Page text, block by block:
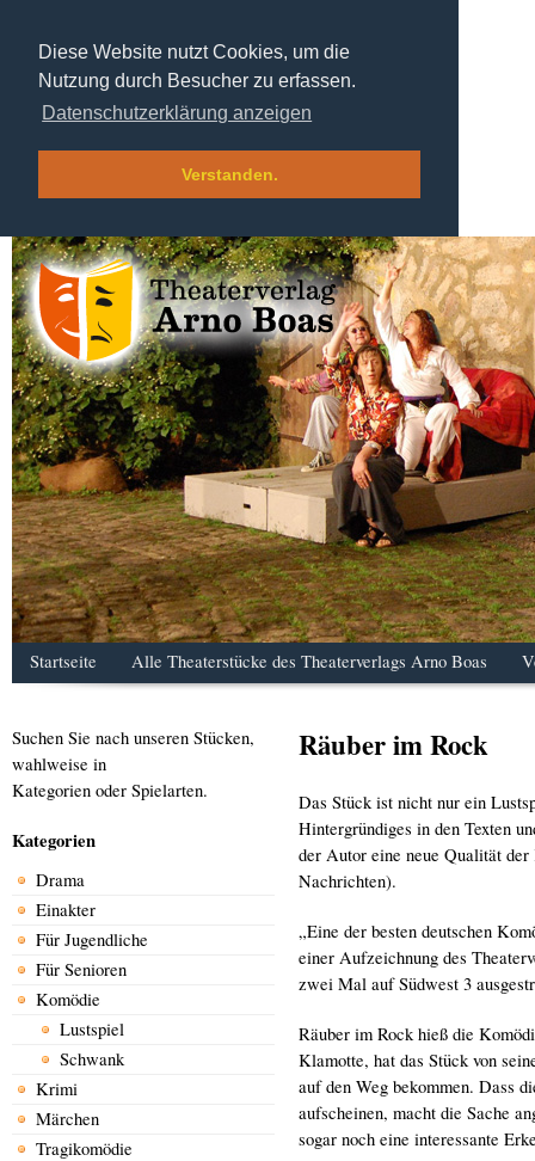
Diese Website nutzt Cookies, um die
Nutzung durch Besucher zu erfassen.
Datenschutzerklärung anzeigen
Verstanden.
Startseite Alle Theaterstücke des Theaterverlags Arno Boas
Suchen Sie nach unseren Stücken,
wahlweise in
Kategorien oder Spielarten.
Kategorien
Drama
Einakter
Für Jugendliche
Für Senioren
Komödie
Lustspiel
Schwank
Krimi
Märchen
Tragikomödie
Räuber im Rock
Das Stück ist nicht nur ein
Hintergründiges in den Texten
der Autor eine neue Qualität
Nachrichten).
„Eine der besten deutschen
einer Aufzeichnung des
zwei Mal auf Südwest 3
Räuber im Rock hieß die
Klamotte, hat das Stück von
auf den Weg bekommen. Dass
aufscheinen, macht die Sache
sogar noch eine interessante